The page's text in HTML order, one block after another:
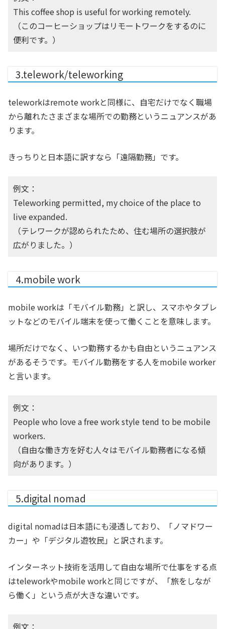
This coffee shop is useful for working remotely.
（このコーヒーショップはリモートワークをするのに
便利です。）
3.telework/teleworking
teleworkはremote workと同様に、自宅だけでなく職場
から離れたさまざまな場所での勤務というニュアンスがあ
ります。
きっちりと日本語に訳すなら「遠隔勤務」です。
例文：
Teleworking permitted, my choice of the place to
live expanded.
（テレワークが認められたため、住む場所の選択肢が
広がりました。）
4.mobile work
mobile workは「モバイル勤務」と訳し、スマホやタブレ
ットなどのモバイル端末を使って働くことを意味します。
場所だけでなく、いつ勤務するかも自由というニュアンス
があるそうです。モバイル勤務をする人をmobile worker
と言います。
例文：
People who love a free work style tend to be mobile
workers.
（自由な働き方を好む人々はモバイル勤務者になる傾
向があります。）
5.digital nomad
digital nomadは日本語にも浸透しており、「ノマドワー
カー」や「デジタル遊牧民」と訳されます。
インターネット技術を活用して自由な場所で仕事をする点
はteleworkやmobile workと同じですが、「旅をしなが
ら働く」という点が大きな違いです。
例文：